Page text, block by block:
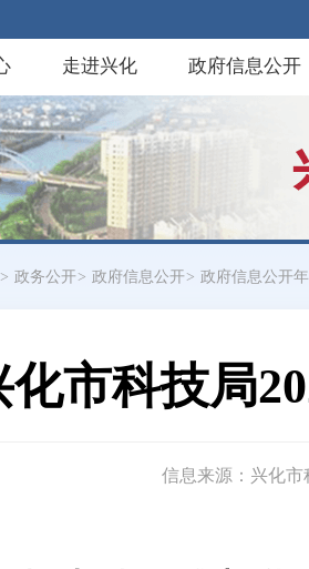
走进兴化 政府信息公开
> 政务公开> 政府信息公开> 政府信息公开
化市科技局
信息来源：兴化市